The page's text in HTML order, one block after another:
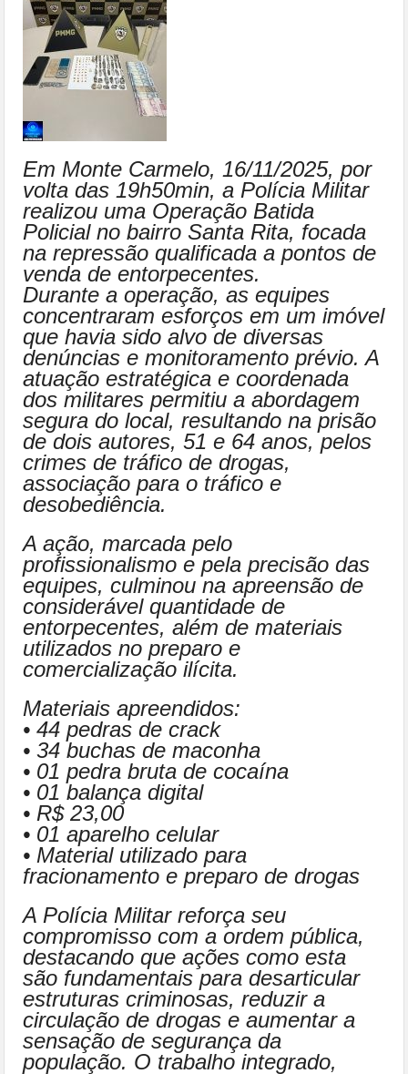
Em Monte Carmelo, 16/11/2025, por
volta das 19h50min, a Polícia Militar
realizou uma Operação Batida
Policial no bairro Santa Rita, focada
na repressão qualificada a pontos de
venda de entorpecentes.
Durante a operação, as equipes
concentraram esforços em um imóvel
que havia sido alvo de diversas
denúncias e monitoramento prévio. A
atuação estratégica e coordenada
dos militares permitiu a abordagem
segura do local, resultando na prisão
de dois autores, 51 e 64 anos, pelos
crimes de tráfico de drogas,
associação para o tráfico e
desobediência.
A ação, marcada pelo
profissionalismo e pela precisão das
equipes, culminou na apreensão de
considerável quantidade de
entorpecentes, além de materiais
utilizados no preparo e
comercialização ilícita.
Materiais apreendidos:
• 44 pedras de crack
• 34 buchas de maconha
• 01 pedra bruta de cocaína
• 01 balança digital
• R$ 23,00
• 01 aparelho celular
• Material utilizado para
fracionamento e preparo de drogas
A Polícia Militar reforça seu
compromisso com a ordem pública,
destacando que ações como esta
são fundamentais para desarticular
estruturas criminosas, reduzir a
circulação de drogas e aumentar a
sensação de segurança da
população. O trabalho integrado,